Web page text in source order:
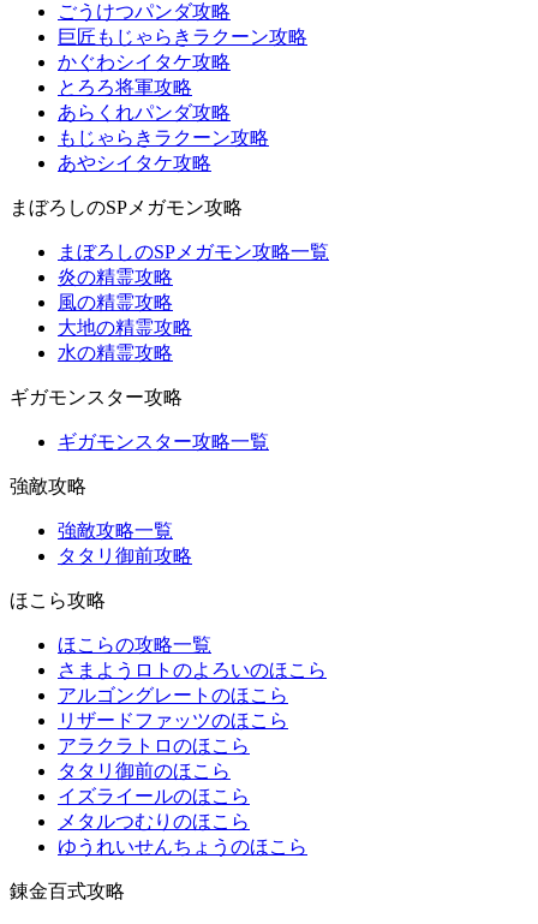
ごうけつパンダ攻略
巨匠もじゃらきラクーン攻略
かぐわシイタケ攻略
とろろ将軍攻略
あらくれパンダ攻略
もじゃらきラクーン攻略
あやシイタケ攻略
まぼろしのSPメガモン攻略
まぼろしのSPメガモン攻略一覧
炎の精霊攻略
風の精霊攻略
大地の精霊攻略
水の精霊攻略
ギガモンスター攻略
ギガモンスター攻略一覧
強敵攻略
強敵攻略一覧
タタリ御前攻略
ほこら攻略
ほこらの攻略一覧
さまようロトのよろいのほこら
アルゴングレートのほこら
リザードファッツのほこら
アラクラトロのほこら
タタリ御前のほこら
イズライールのほこら
メタルつむりのほこら
ゆうれいせんちょうのほこら
錬金百式攻略